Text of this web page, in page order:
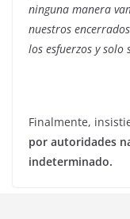
ninguna manera
nuestros
los esfuerzos y solo
Finalmente,
por autoridades
indeterminado.